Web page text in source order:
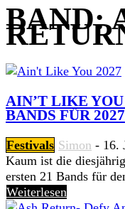
BAND:
AIN’T LIKE
BANDS FÜR 2027
Festivals Simon - 16.
Kaum ist die
ersten 21 Bands für
Weiterlesen